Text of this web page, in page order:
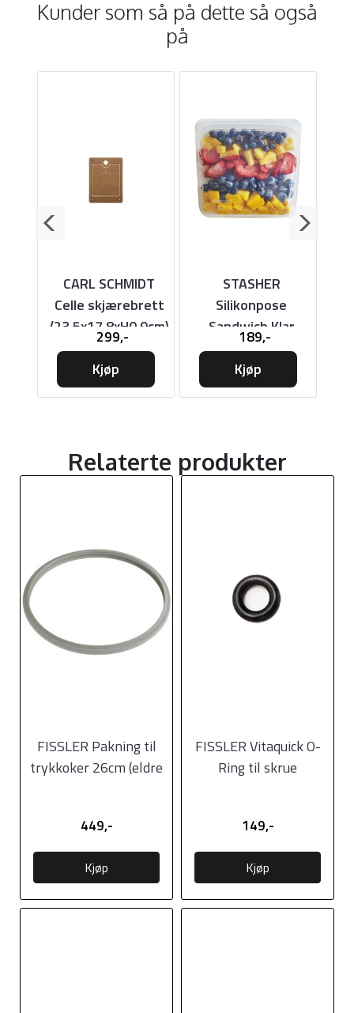
Kunder som så på dette så også
på
CARL SCHMIDT
Celle skjærebrett
(23,5x17,8xH0.9cm)
299,-
Kjøp
STASHER
Silikonpose
Sandwich Klar
189,-
Kjøp
Relaterte produkter
FISSLER Pakning til
trykkoker 26cm (eldre
449,-
Kjøp
FISSLER Vitaquick O-
Ring til skrue
149,-
Kjøp